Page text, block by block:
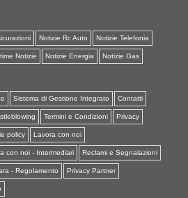
Notizie Rc Auto Notizie Telefonia
Notizie Notizie Energia Notizie Gas
Sistema di Gestione Integrato Contatti
Termini e Condizioni Privacy
policy Lavora con noi
con noi - Intermediari Reclami e Segnalazioni
- Regolamento Privacy Partner